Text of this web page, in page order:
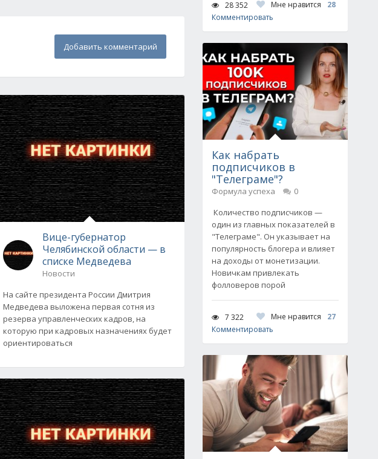
Добавить комментарий
Вице-губернатор
Челябинской области — в
списке Медведева
Новости
На сайте президента России Дмитрия
Медведева выложена первая сотня из
резерва управленческих кадров, на
которую при кадровых назначениях будет
ориентироваться
28 352 Мне нравится
28
Комментировать
Как набрать
подписчиков в
"Телеграме"?
Формула успеха
0
Количество подписчиков —
один из главных показателей в
"Телеграме". Он указывает на
популярность блогера и влияет
на доходы от монетизации.
Новичкам привлекать
фолловеров порой
7 322 Мне нравится
27
Комментировать